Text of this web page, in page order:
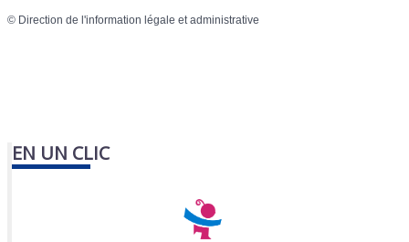
© Direction de l'information légale et administrative
EN UN CLIC